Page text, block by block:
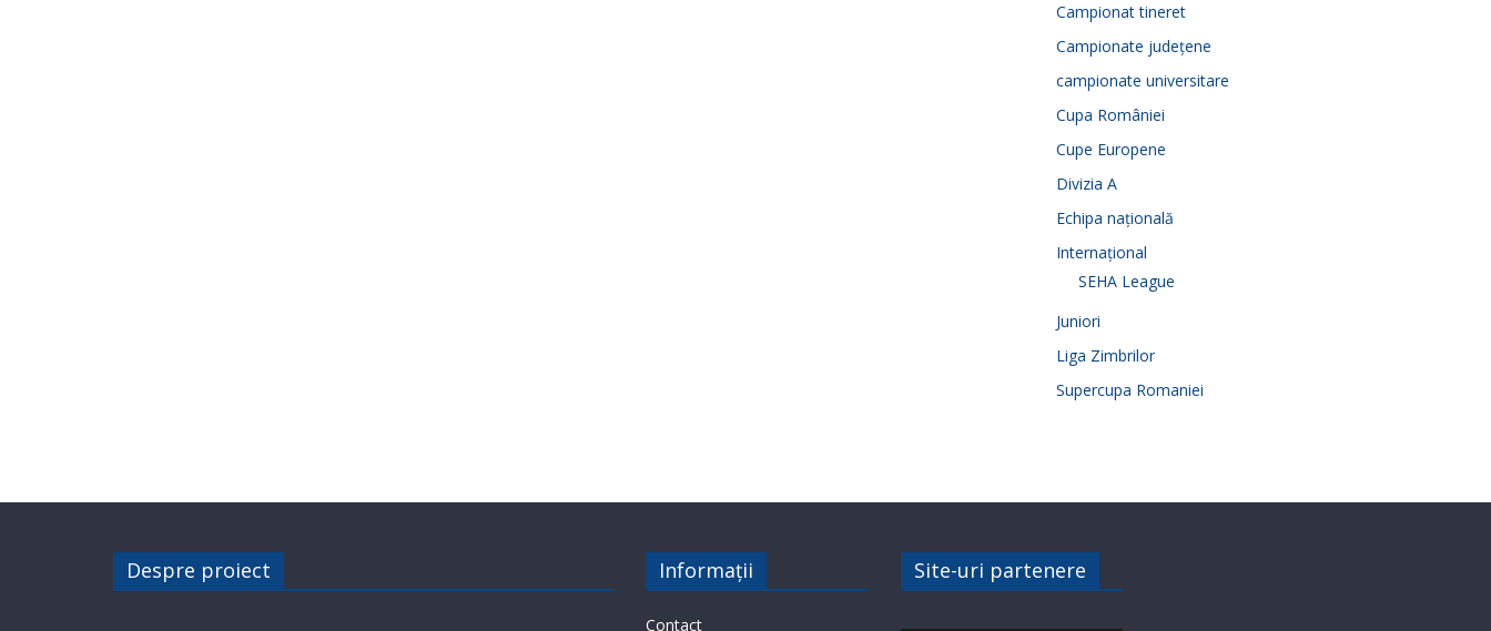
Campionat tineret
Campionate județene
campionate universitare
Cupa României
Cupe Europene
Divizia A
Echipa națională
Internațional
SEHA League
Juniori
Liga Zimbrilor
Supercupa Romaniei
Despre proiect Informații
Contact
Site-uri partenere